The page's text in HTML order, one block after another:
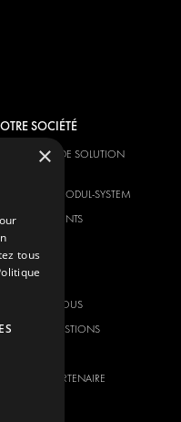
SOCIÉTÉ
DE SOLUTION
PROPOS DE MODUL-SYSTEM
NOUS
AUX QUESTIONS
UN PARTENAIRE
×
tous